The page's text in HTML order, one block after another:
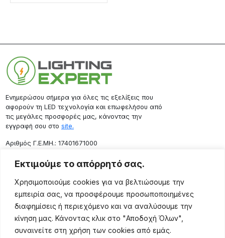
Εκτιμούμε το απόρρητό σας.
Χρησιμοποιούμε cookies για να βελτιώσουμε την
εμπειρία σας, να προσφέρουμε προσωποποιημένες
διαφημίσεις ή περιεχόμενο και να αναλύσουμε την
κίνηση μας. Κάνοντας κλικ στο "Αποδοχή Όλων",
συναινείτε στη χρήση των cookies από εμάς.
Ενημερώσου σήμερα για όλες τις εξελίξεις που
αφορούν τη LED τεχνολογία και επωφελήσου από
τις μεγάλες προσφορές μας, κάνοντας την
εγγραφή σου στο site.
Aριθμός Γ.Ε.ΜΗ.: 17401671000
Επικοινωνία
Ρόδου 133, Αθήνα 10443
(+30) 211 725 5427
sales@lightingexpert.gr